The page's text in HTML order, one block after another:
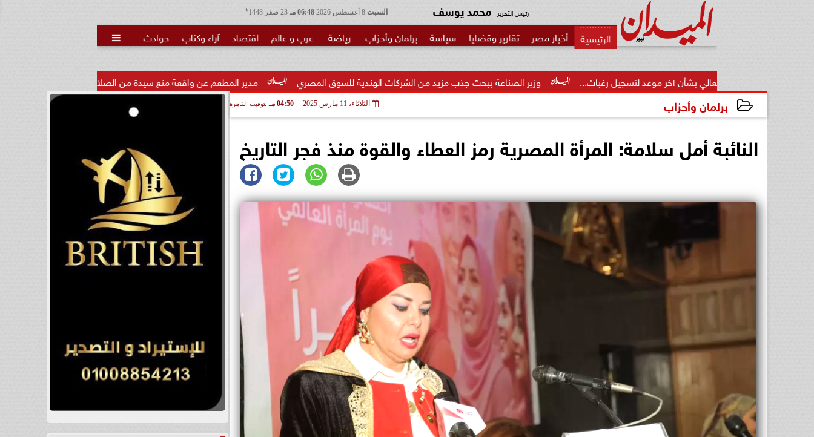
السبت 06:48 مـ هـ رئيس التحرير محمد يوسف
أخبار مصر تقارير وقضايا سياسة برلمان وأحزاب رياضة عرب و عالم اقتصاد آراء وكتاب حوادث 
مدير المطعم عن واقعة منع سيدة من الصلاة:  الجامع... وزير الصناعة ببحث جذب مزيد من الشركات الهندية للسوق المصري العالي بشأن آخر موعد لتسجيل رغبات...
برلمان وأحزاب الثلاثاء، 11 مارس 2025 04:50 مـ بتوقيت القاهرة
النائبة أمل سلامة: المرأة المصرية رمز العطاء والقوة منذ فجر التاريخ